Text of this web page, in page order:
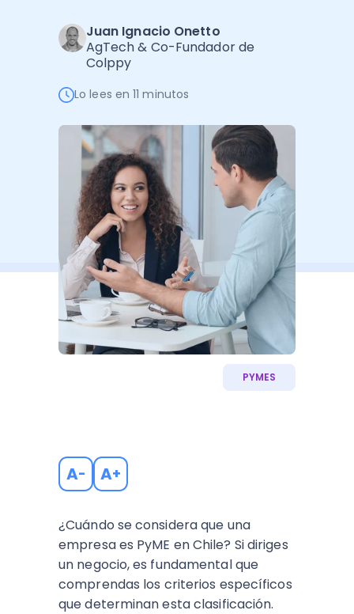
Administración Empresarial
Software Factura y Administración
Juan Ignacio Onetto
AgTech & Co-Fundador de
Colppy
Lo lees en 11 minutos
PYMES
A- A+
¿Cuándo se considera que una
empresa es PyME en Chile? Si diriges
un negocio, es fundamental que
comprendas los criterios específicos
que determinan esta clasificación.